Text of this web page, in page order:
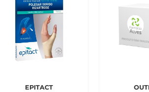
EPITACT